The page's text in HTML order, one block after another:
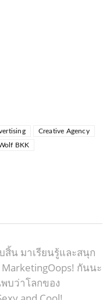
Creative Agency
BKK
สิ้น มาเรียนรู้และสนุก
กันนะ
บว่าโลกของ